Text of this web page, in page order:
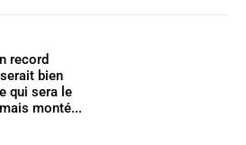
record
bien
qui sera le
monté...